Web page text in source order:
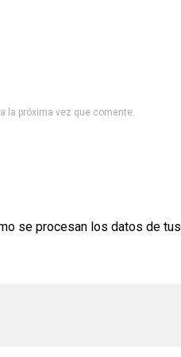
la próxima vez que comente.
se procesan los datos de tus